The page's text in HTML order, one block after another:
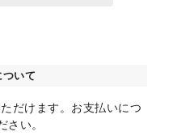
ついて
だけます。お支払いにつ
さい。